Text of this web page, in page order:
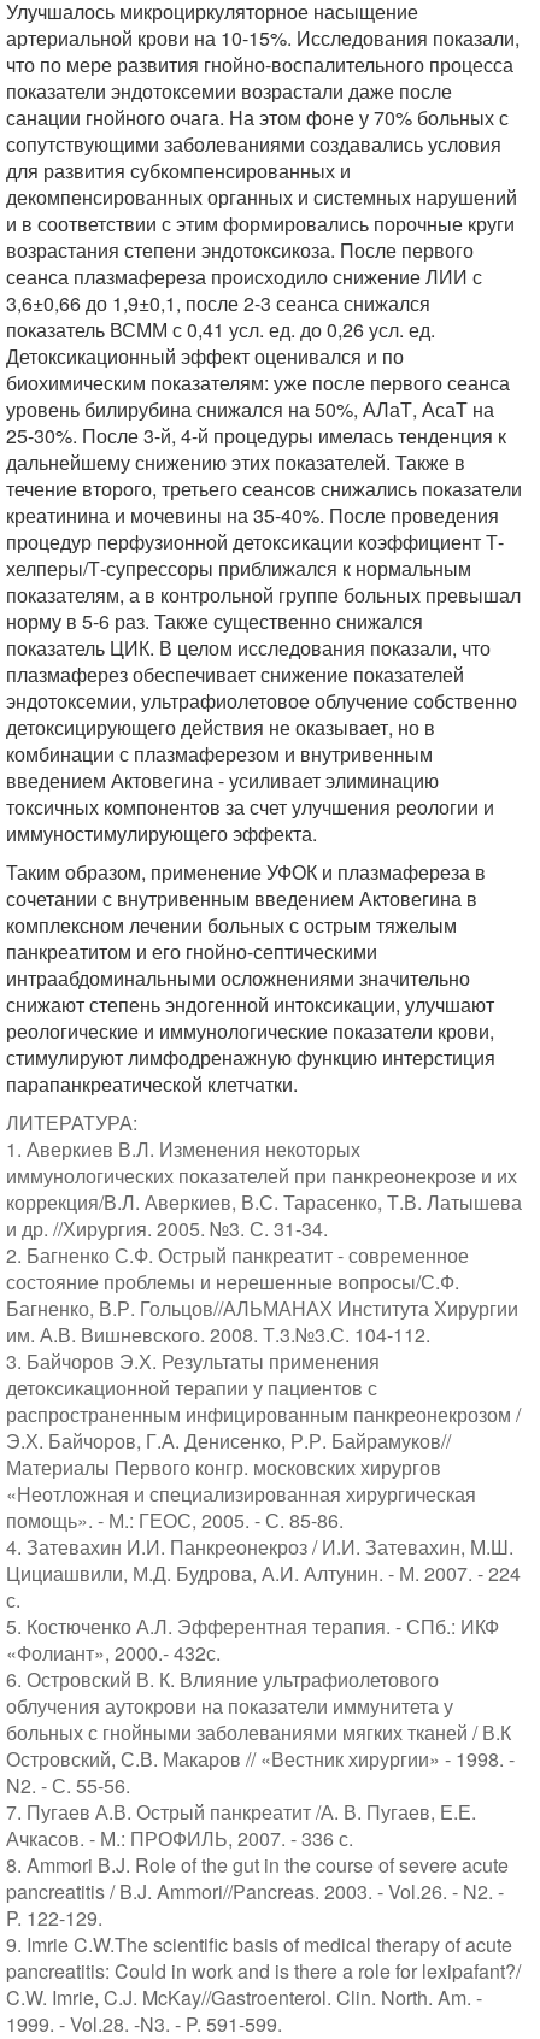
Улучшалось микроциркуляторное насыщение
артериальной крови на 10-15%. Исследования показали,
что по мере развития гнойно-воспалительного процесса
показатели эндотоксемии возрастали даже после
санации гнойного очага. На этом фоне у 70% больных с
сопутствующими заболеваниями создавались условия
для развития субкомпенсированных и
декомпенсированных органных и системных нарушений
и в соответствии с этим формировались порочные круги
возрастания степени эндотоксикоза. После первого
сеанса плазмафереза происходило снижение ЛИИ с
3,6±0,66 до 1,9±0,1, после 2-3 сеанса снижался
показатель ВСММ с 0,41 усл. ед. до 0,26 усл. ед.
Детоксикационный эффект оценивался и по
биохимическим показателям: уже после первого сеанса
уровень билирубина снижался на 50%, АЛаТ, АсаТ на
25-30%. После 3-й, 4-й процедуры имелась тенденция к
дальнейшему снижению этих показателей. Также в
течение второго, третьего сеансов снижались показатели
креатинина и мочевины на 35-40%. После проведения
процедур перфузионной детоксикации коэффициент Т-
хелперы/Т-супрессоры приближался к нормальным
показателям, а в контрольной группе больных превышал
норму в 5-6 раз. Также существенно снижался
показатель ЦИК. В целом исследования показали, что
плазмаферез обеспечивает снижение показателей
эндотоксемии, ультрафиолетовое облучение собственно
детоксицирующего действия не оказывает, но в
комбинации с плазмаферезом и внутривенным
введением Актовегина - усиливает элиминацию
токсичных компонентов за счет улучшения реологии и
иммуностимулирующего эффекта.
Таким образом, применение УФОК и плазмафереза в
сочетании с внутривенным введением Актовегина в
комплексном лечении больных с острым тяжелым
панкреатитом и его гнойно-септическими
интраабдоминальными осложнениями значительно
снижают степень эндогенной интоксикации, улучшают
реологические и иммунологические показатели крови,
стимулируют лимфодренажную функцию интерстиция
парапанкреатической клетчатки.
ЛИТЕРАТУРА:
1. Аверкиев В.Л. Изменения некоторых
иммунологических показателей при панкреонекрозе и их
коррекция/В.Л. Аверкиев, В.С. Тарасенко, Т.В. Латышева
и др. //Хирургия. 2005. №3. С. 31-34.
2. Багненко С.Ф. Острый панкреатит - современное
состояние проблемы и нерешенные вопросы/С.Ф.
Багненко, В.Р. Гольцов//АЛЬМАНАХ Института Хирургии
им. А.В. Вишневского. 2008. Т.3.№3.С. 104-112.
3. Байчоров Э.Х. Результаты применения
детоксикационной терапии у пациентов с
распространенным инфицированным панкреонекрозом /
Э.Х. Байчоров, Г.А. Денисенко, Р.Р. Байрамуков//
Материалы Первого конгр. московских хирургов
«Неотложная и специализированная хирургическая
помощь». - М.: ГЕОС, 2005. - С. 85-86.
4. Затевахин И.И. Панкреонекроз / И.И. Затевахин, М.Ш.
Цициашвили, М.Д. Будрова, А.И. Алтунин. - М. 2007. - 224
с.
5. Костюченко А.Л. Эфферентная терапия. - СПб.: ИКФ
«Фолиант», 2000.- 432с.
6. Островский В. К. Влияние ультрафиолетового
облучения аутокрови на показатели иммунитета у
больных с гнойными заболеваниями мягких тканей / В.К
Островский, С.В. Макаров // «Вестник хирургии» - 1998. -
N2. - С. 55-56.
7. Пугаев А.В. Острый панкреатит /А. В. Пугаев, Е.Е.
Ачкасов. - М.: ПРОФИЛЬ, 2007. - 336 с.
8. Ammori B.J. Role of the gut in the course of severe acute
pancreatitis / B.J. Ammori//Pancreas. 2003. - Vol.26. - N2. -
P. 122-129.
9. Imrie C.W.The scientific basis of medical therapy of acute
pancreatitis: Could in work and is there a role for lexipafant?/
C.W. Imrie, C.J. McKay//Gastroenterol. Clin. North. Am. -
1999. - Vol.28. -N3. - P. 591-599.